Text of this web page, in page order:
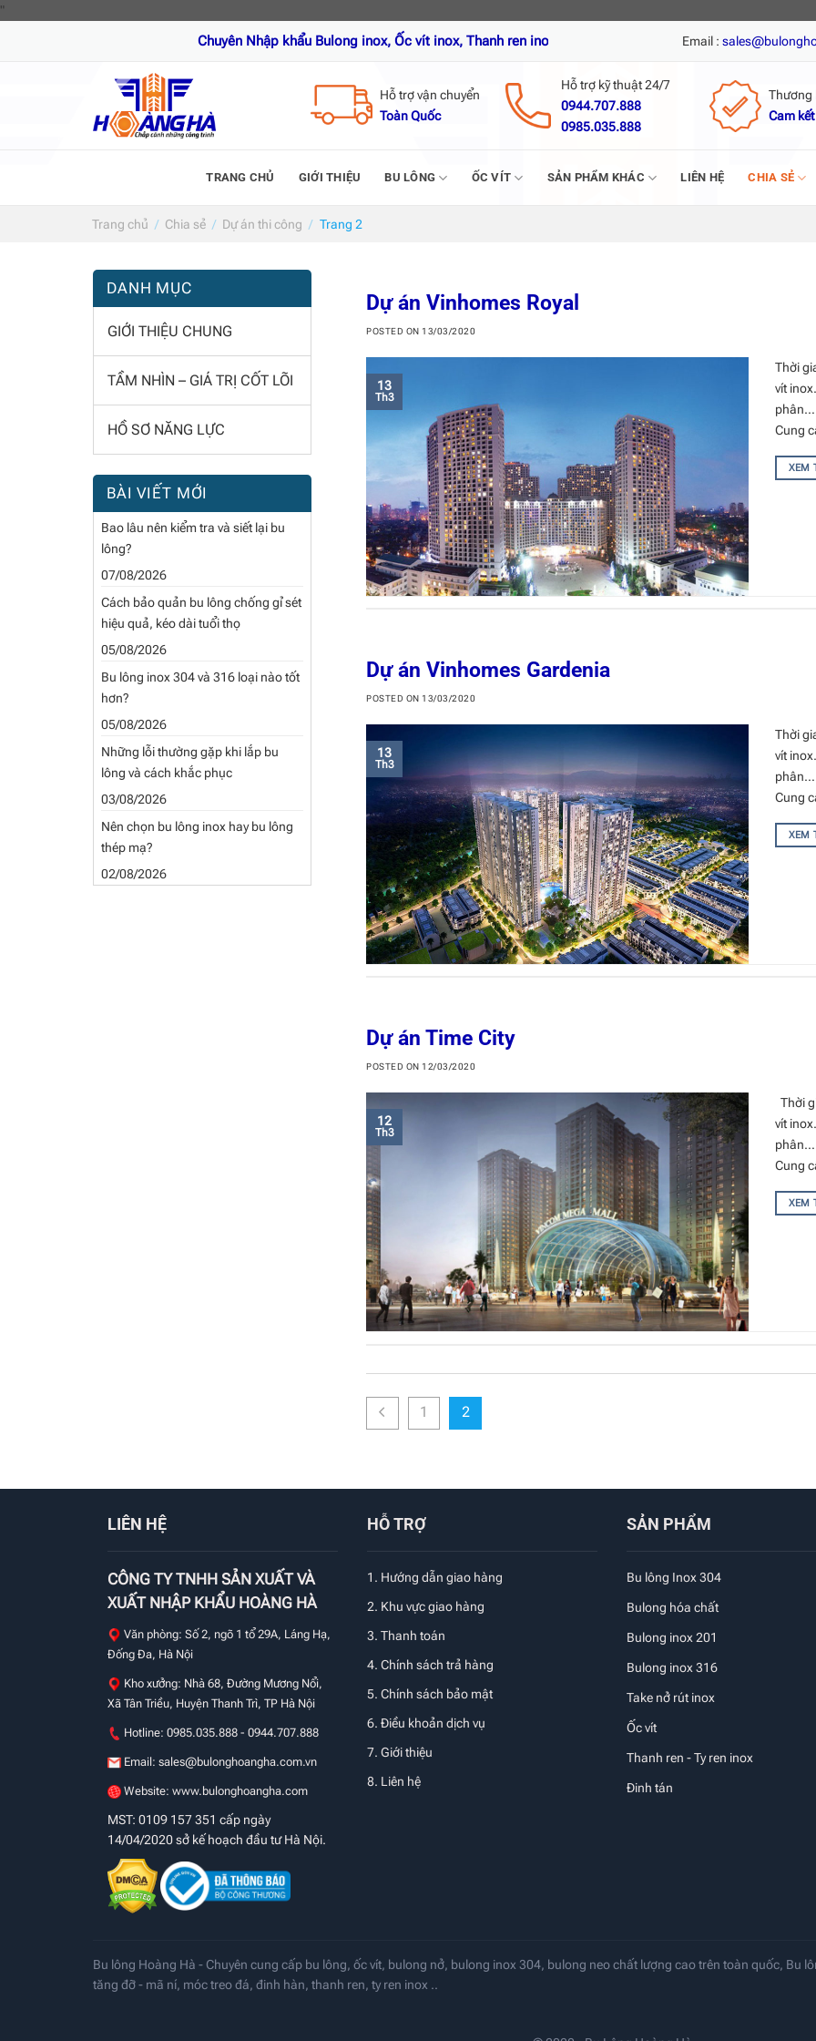
"
Chuyên Nhập khẩu Bulong inox, Ốc vít inox, Thanh ren inox, Nở đạn inox, Tắc kê nở inox, Vít tự khoan
Email :
Hỗ trợ vận chuyển
Toàn Quốc
Hỗ trợ kỹ thuật 24/7
0944.707.888
0985.035.888
Thương
Cam
TRANG CHỦ GIỚI THIỆU BU LÔNG ỐC VÍT SẢN PHẨM KHÁC LIÊN HỆ CHIA SẺ
Trang chủ / Chia sẻ / Dự án thi công / Trang 2
DANH MỤC
GIỚI THIỆU CHUNG
TẦM NHÌN – GIÁ TRỊ CỐT LÕI
HỒ SƠ NĂNG LỰC
BÀI VIẾT MỚI
Bao lâu nên kiểm tra và siết lại bu
lông?
07/08/2026
Cách bảo quản bu lông chống gỉ sét
hiệu quả, kéo dài tuổi thọ
05/08/2026
Bu lông inox 304 và 316 loại nào tốt
hơn?
05/08/2026
Những lỗi thường gặp khi lắp bu
lông và cách khắc phục
03/08/2026
Nên chọn bu lông inox hay bu lông
thép mạ?
02/08/2026
Dự án Vinhomes Royal
POSTED ON 13/03/2020
13
Th3
Thời
vít
phân…
Cung
XEM
Dự án Vinhomes Gardenia
POSTED ON 13/03/2020
13
Th3
Thời
vít
phân…
Cung
XEM
Dự án Time City
POSTED ON 12/03/2020
12
Th3
Thời
vít
phân…
Cung
XEM
1 2
LIÊN HỆ
CÔNG TY TNHH SẢN XUẤT VÀ
XUẤT NHẬP KHẨU HOÀNG HÀ
Văn phòng: Số 2, ngõ 1 tổ 29A, Láng Hạ,
Đống Đa, Hà Nội
Kho xưởng: Nhà 68, Đường Mương Nổi,
Xã Tân Triều, Huyện Thanh Trì, TP Hà Nội
Hotline: 0985.035.888 - 0944.707.888
Email: sales@bulonghoangha.com.vn
Website: www.bulonghoangha.com
MST: 0109 157 351 cấp ngày
14/04/2020 sở kế hoạch đầu tư Hà Nội.
HỖ TRỢ
1. Hướng dẫn giao hàng
2. Khu vực giao hàng
3. Thanh toán
4. Chính sách trả hàng
5. Chính sách bảo mật
6. Điều khoản dịch vụ
7. Giới thiệu
8. Liên hệ
SẢN PHẨM
Bu lông Inox 304
Bulong hóa chất
Bulong inox 201
Bulong inox 316
Take nở rút inox
Ốc vít
Thanh ren - Ty ren inox
Đinh tán
Bu lông Hoàng Hà - Chuyên cung cấp bu lông, ốc vít, bulong nở, bulong inox 304, bulong neo chất lượng cao trên toàn quốc, Bu
tăng đỡ - mã ní, móc treo đá, đinh hàn, thanh ren, ty ren inox ..